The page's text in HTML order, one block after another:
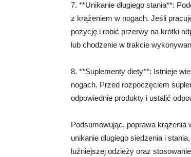
7. **Unikanie długiego stania**:
z krążeniem w nogach. Jeśli
pozycję i robić przerwy na krótki
lub chodzenie w trakcie
8. **Suplementy diety**: Istnieje
nogach. Przed rozpoczęciem
odpowiednie produkty i ustalić
Podsumowując, poprawa krążenia
unikanie długiego siedzenia i
luźniejszej odzieży oraz